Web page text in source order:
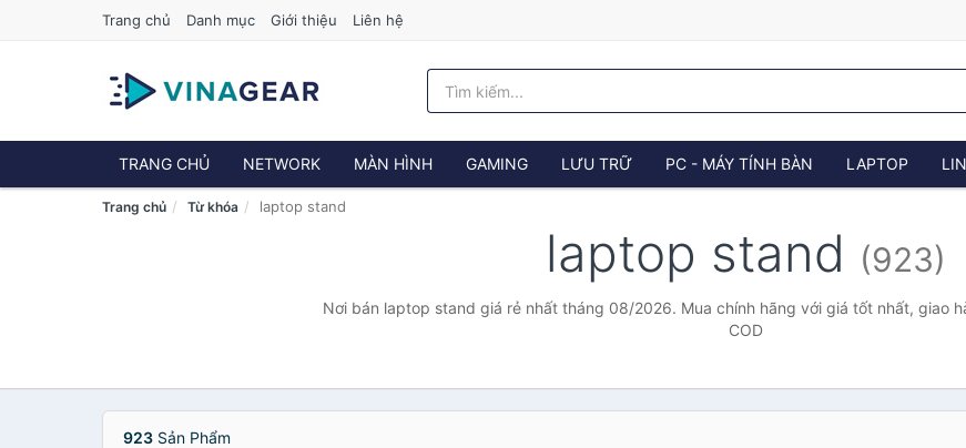
Trang chủ Danh mục Giới thiệu Liên hệ
TRANG CHỦ NETWORK MÀN HÌNH GAMING LƯU TRỮ PC - MÁY TÍNH BÀN LAPTOP
Trang chủ Từ khóa laptop stand
laptop stand (923)
Nơi bán laptop stand giá rẻ nhất tháng 08/2026. Mua chính hãng với giá tốt nhất, giao
COD
923 Sản Phẩm